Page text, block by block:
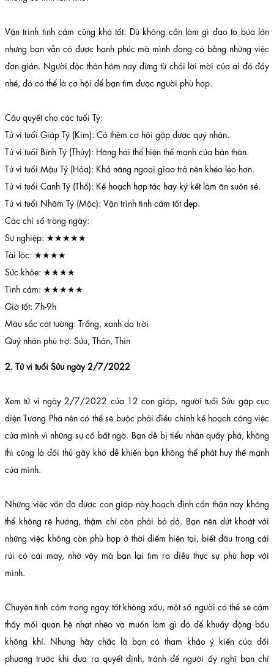
Vận trình tình cảm cũng khá tốt. Dù không cần làm gì đao to búa lớn
nhưng bạn vẫn có được hạnh phúc mà mình đang có bằng những việc
đơn giản. Người độc thân hôm nay đừng từ chối lời mời của ai đó đấy
nhé, đó có thể là cơ hội để bạn tìm được người phù hợp.
Câu quyết cho các tuổi Tý:
Tử vi tuổi Giáp Tý (Kim): Có thêm cơ hội gặp được quý nhân.
Tử vi tuổi Bính Tý (Thủy): Hăng hái thể hiện thế mạnh của bản thân.
Tử vi tuổi Mậu Tý (Hỏa): Khả năng ngoại giao trở nên khéo léo hơn.
Tử vi tuổi Canh Tý (Thổ): Kế hoạch hợp tác hay ký kết làm ăn suôn sẻ.
Tử vi tuổi Nhâm Tý (Mộc): Vận trình tình cảm tốt đẹp.
Các chỉ số trong ngày:
Sự nghiệp: ★★★★★
Tài lộc: ★★★★
Sức khỏe: ★★★★
Tình cảm: ★★★★★
Giờ tốt: 7h-9h
Màu sắc cát tường: Trắng, xanh da trời
Quý nhân phù trợ: Sửu, Thân, Thìn
2. Tử vi tuổi Sửu ngày 2/7/2022
Xem tử vi ngày 2/7/2022 của 12 con giáp, người tuổi Sửu gặp cục
diện Tương Phá nên có thể sẽ buộc phải điều chỉnh kế hoạch công việc
của mình vì những sự cố bất ngờ. Bạn dễ bị tiểu nhân quấy phá, không
thì cũng là đối thủ gây khó dễ khiến bạn không thể phát huy thế mạnh
của mình.
Những việc vốn đã được con giáp này hoạch định cẩn thận nay không
thể không rẽ hướng, thậm chí còn phải bỏ dở. Bạn nên dứt khoát với
những việc không còn phù hợp ở thời điểm hiện tại, biết đâu trong cái
rủi có cái may, nhờ vậy mà bạn lại tìm ra điều thực sự phù hợp với
mình.
Chuyện tình cảm trong ngày tốt không xấu, một số người có thể sẽ cảm
thấy mối quan hệ nhạt nhẽo và muốn làm gì đó để khuấy động bầu
không khí. Nhưng hãy chắc là bạn có tham khảo ý kiến của đối
phương trước khi đưa ra quyết định, tránh để người ấy nghĩ bạn chỉ